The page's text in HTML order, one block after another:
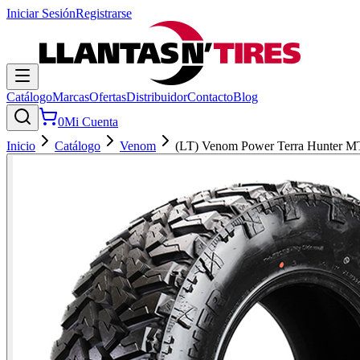
Iniciar SesiónRegistrarse
CatálogoMarcasOfertasDistribuidorContactoBlog
0Mi Cuenta
Inicio
Catálogo Venom (LT) Venom Power Terra Hunter